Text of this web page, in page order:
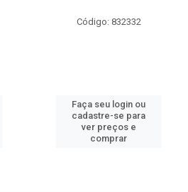
Código: 832332
Faça seu login ou
cadastre-se para
ver preços e
comprar